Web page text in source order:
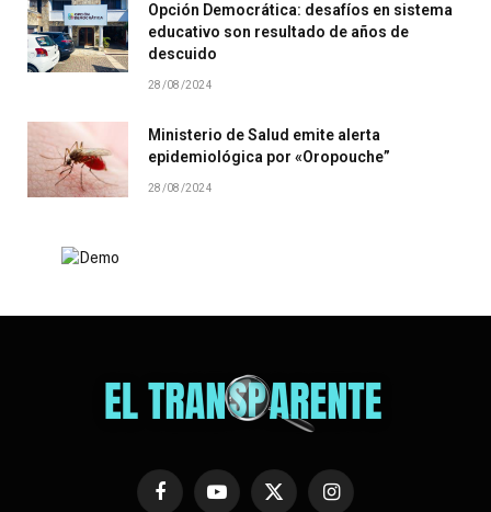
Opción Democrática: desafíos en sistema
educativo son resultado de años de
descuido
28/08/2024
Ministerio de Salud emite alerta
epidemiológica por «Oropouche”
28/08/2024
FacebookYouTubeX Instagram